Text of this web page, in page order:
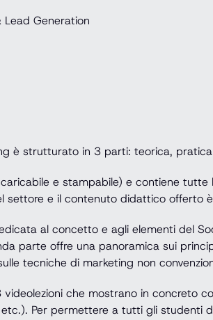
Generation
è strutturato in 3 parti: teorica,
e stampabile) e contiene
settore e il contenuto didattico offerto
al concetto e agli elementi del
parte offre una panoramica sui
tecniche di marketing non
che mostrano in concreto
etc.). Per permettere a tutti gli